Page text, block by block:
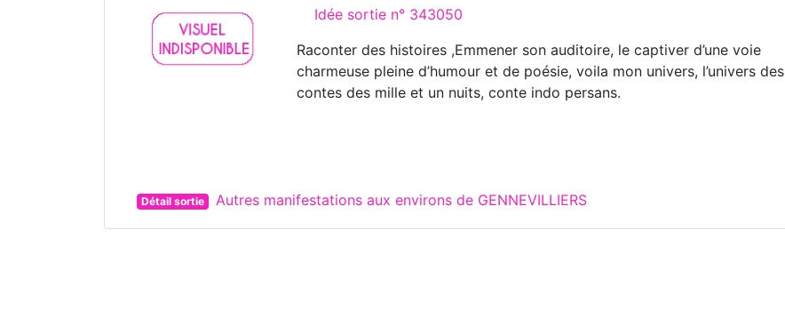
Idée sortie n° 343050
Raconter des histoires ,Emmener son auditoire, le captiver d’une voie
charmeuse pleine d’humour et de poésie, voila mon univers, l’univers des
contes des mille et un nuits, conte indo persans.
Détail sortie Autres manifestations aux environs de GENNEVILLIERS